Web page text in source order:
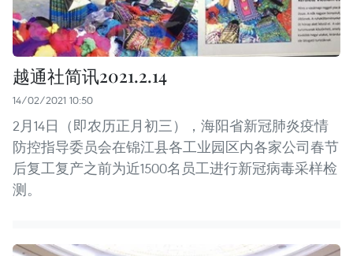
越通社简讯2021.2.14
14/02/2021 10:50
2月14日（即农历正月初三），海阳省新冠肺炎疫情
防控指导委员会在锦江县各工业园区内各家公司春节
后复工复产之前为近1500名员工进行新冠病毒采样检
测。